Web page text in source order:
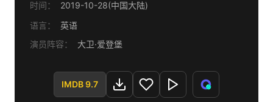
时间：
2019-10-28(中国大陆)
语言：
英语
演员阵容：
大卫·爱登堡
IMDB 9.7